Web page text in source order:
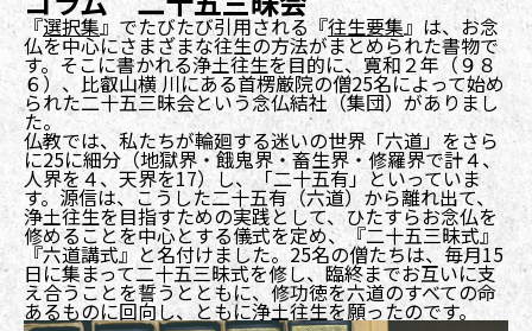
『選択集』でたびたび引用される『往生要集』は、お念
仏を中心にさまざまな往生の方法がまとめられた書物で
す。そこに書かれる浄土往生を目的に、寛和２年（９８
６）、比叡山横 川にある首楞厳院の僧25名によって始め
られた二十五三昧会という念仏結社（集団）がありまし
た。
仏教では、私たちが輪廻する迷いの世界「六道」をさら
に25に細分（地獄界・餓鬼界・畜生界・修羅界で計４、
人界を４、天界を17）し、「二十五有」といっていま
す。源信は、こうした二十五有（六道）から離れ出て、
浄土往生を目指すための実践として、ひたすらお念仏を
修めることを中心とする儀式を定め、『二十五三昧式』
『六道講式』と名付けました。25名の僧たちは、毎月15
日に集まって二十五三昧式を修し、臨終までお互いに支
え合うことを誓うとともに、修功徳を六道のすべての命
あるものに回向し、ともに浄土往生を願ったのです。